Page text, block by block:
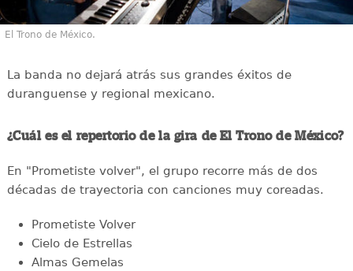
El Trono de México.
La banda no dejará atrás sus grandes éxitos de
duranguense y regional mexicano.
¿Cuál es el repertorio de la gira de El Trono de México?
En "Prometiste volver", el grupo recorre más de dos
décadas de trayectoria con canciones muy coreadas.
Prometiste Volver
Cielo de Estrellas
Almas Gemelas